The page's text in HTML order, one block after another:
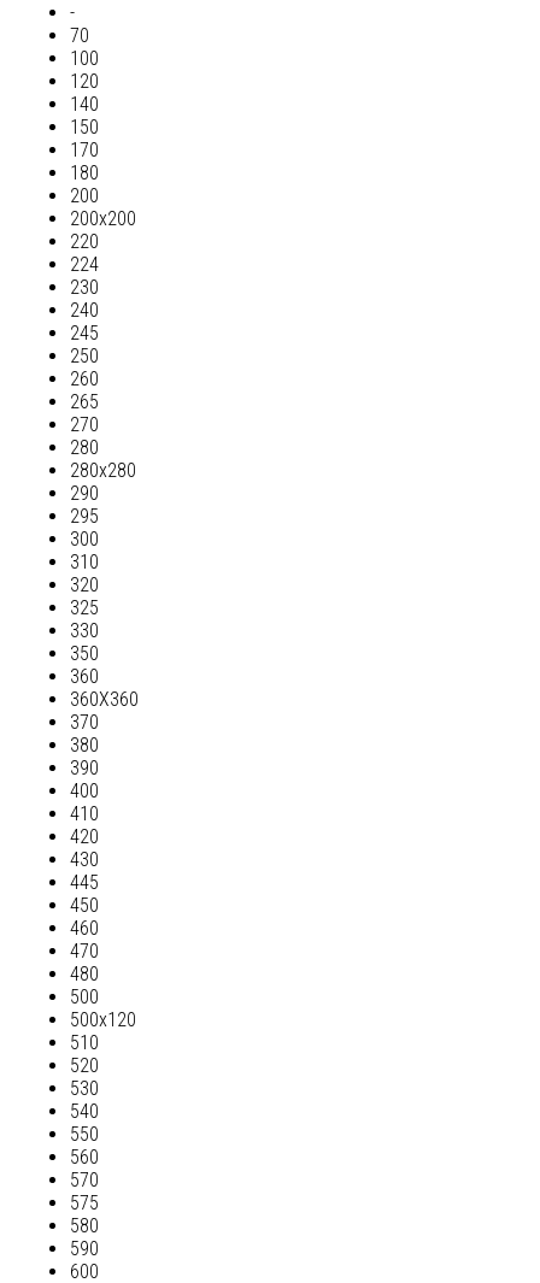
-
70
100
120
140
150
170
180
200
200х200
220
224
230
240
245
250
260
265
270
280
280х280
290
295
300
310
320
325
330
350
360
360Х360
370
380
390
400
410
420
430
445
450
460
470
480
500
500х120
510
520
530
540
550
560
570
575
580
590
600